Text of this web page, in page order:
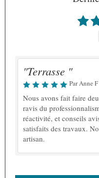
"Terrasse "
Par Anne
Nous avons fait faire
ravis du
réactivité, et conseils
satisfaits des travaux.
artisan.